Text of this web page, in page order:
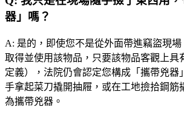
器」嗎？
A: 是的，即使您不是從外面帶進竊盜現
取得並使用該物品，只要該物品客觀上具
定義），法院仍會認定您構成「攜帶兇器
手拿起菜刀撬開抽屜，或在工地撿拾鋼筋
為攜帶兇器。